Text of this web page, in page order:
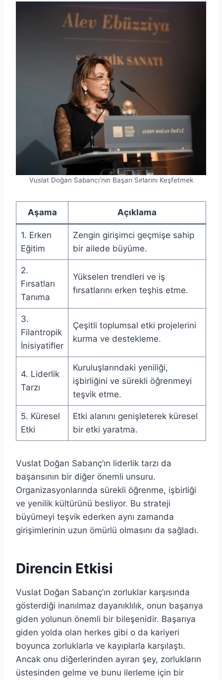
Vuslat Doğan Sabancı’nın Başarı Sırlarını Keşfetmek
Aşama Açıklama
1. Erken
Eğitim
Zengin girişimci geçmişe sahip
bir ailede büyüme.
2.
Fırsatları
Tanıma
Yükselen trendleri ve iş
fırsatlarını erken teşhis etme.
3.
Filantropik
İnisiyatifler
Çeşitli toplumsal etki projelerini
kurma ve destekleme.
4. Liderlik
Tarzı
Kuruluşlarındaki yeniliği,
işbirliğini ve sürekli öğrenmeyi
teşvik etme.
5. Küresel
Etki
Etki alanını genişleterek küresel
bir etki yaratma.
Vuslat Doğan Sabanç’ın liderlik tarzı da
başarısının bir diğer önemli unsuru.
Organizasyonlarında sürekli öğrenme, işbirliği
ve yenilik kültürünü besliyor. Bu strateji
büyümeyi teşvik ederken aynı zamanda
girişimlerinin uzun ömürlü olmasını da sağladı.
Direncin Etkisi
Vuslat Doğan Sabanç’ın zorluklar karşısında
gösterdiği inanılmaz dayanıklılık, onun başarıya
giden yolunun önemli bir bileşenidir. Başarıya
giden yolda olan herkes gibi o da kariyeri
boyunca zorluklarla ve kayıplarla karşılaştı.
Ancak onu diğerlerinden ayıran şey, zorlukların
üstesinden gelme ve bunu ilerleme için bir